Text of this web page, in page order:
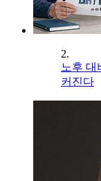
2.
노후 대
커진다